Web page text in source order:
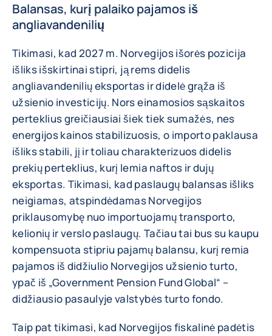
Balansas, kurį palaiko pajamos iš
angliavandenilių
Tikimasi, kad 2027 m. Norvegijos išorės pozicija
išliks išskirtinai stipri, ją rems didelis
angliavandenilių eksportas ir didelė grąža iš
užsienio investicijų. Nors einamosios sąskaitos
perteklius greičiausiai šiek tiek sumažės, nes
energijos kainos stabilizuosis, o importo paklausa
išliks stabili, jį ir toliau charakterizuos didelis
prekių perteklius, kurį lemia naftos ir dujų
eksportas. Tikimasi, kad paslaugų balansas išliks
neigiamas, atspindėdamas Norvegijos
priklausomybę nuo importuojamų transporto,
kelionių ir verslo paslaugų. Tačiau tai bus su kaupu
kompensuota stipriu pajamų balansu, kurį remia
pajamos iš didžiulio Norvegijos užsienio turto,
ypač iš „Government Pension Fund Global“ –
didžiausio pasaulyje valstybės turto fondo.
Taip pat tikimasi, kad Norvegijos fiskalinė padėtis